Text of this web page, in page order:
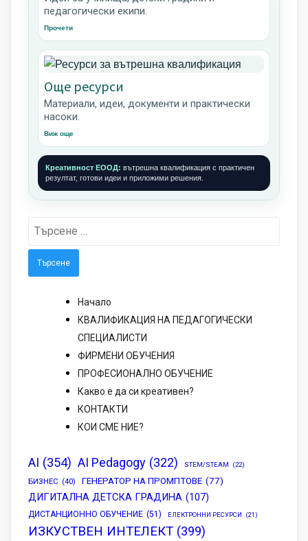
педагогически екипи.
Прочети
Още ресурси
Материали, идеи, документи и практически
насоки.
Виж още
Креативност ЕООД: вътрешна квалификация с практичен
резултат, готови идеи и приложими решения.
Търсене
Начало
КВАЛИФИКАЦИЯ НА ПЕДАГОГИЧЕСКИ
СПЕЦИАЛИСТИ
ФИРМЕНИ ОБУЧЕНИЯ
ПРОФЕСИОНАЛНО ОБУЧЕНИЕ
Какво е да си креативен?
КОНТАКТИ
КОИ СМЕ НИЕ?
AI (354) AI Pedagogy (322) STEM/STEAM (22)
БИЗНЕС (40) ГЕНЕРАТОР НА ПРОМПТОВЕ (77)
ДИГИТАЛНА ДЕТСКА ГРАДИНА (107)
ДИСТАНЦИОННО ОБУЧЕНИЕ (51) ЕЛЕКТРОННИ РЕСУРСИ (21)
ИЗКУСТВЕН ИНТЕЛЕКТ (399)